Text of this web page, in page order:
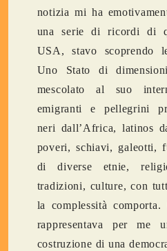
notizia mi ha
una serie di ricordi di
USA, stavo scoprendo
Uno Stato di
mescolato al suo
emigranti e pellegrini
neri dall’Africa, latinos
poveri, schiavi, galeotti,
di diverse etnie,
tradizioni, culture, con
la complessità comporta.
rappresentava per me
costruzione di una